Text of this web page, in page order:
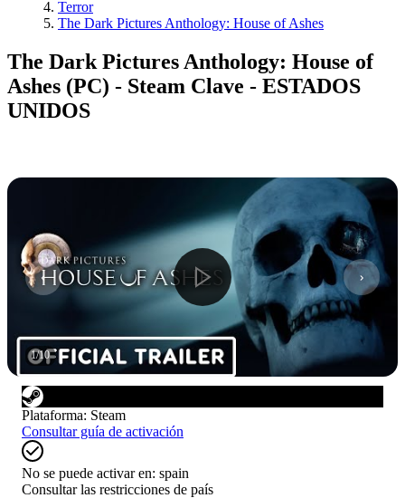
Terror
The Dark Pictures Anthology: House of Ashes
The Dark Pictures Anthology: House of
Ashes (PC) - Steam Clave - ESTADOS
UNIDOS
1/10
Plataforma: Steam
Consultar guía de activación
No se puede activar en: spain
Consultar las restricciones de país